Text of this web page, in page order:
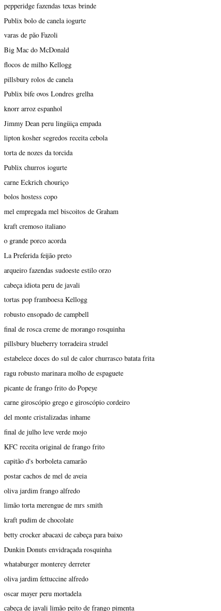
pepperidge fazendas texas brinde
Publix bolo de canela iogurte
varas de pão Fazoli
Big Mac do McDonald
flocos de milho Kellogg
pillsbury rolos de canela
Publix bife ovos Londres grelha
knorr arroz espanhol
Jimmy Dean peru lingüiça empada
lipton kosher segredos receita cebola
torta de nozes da torcida
Publix churros iogurte
carne Eckrich chouriço
bolos hostess copo
mel empregada mel biscoitos de Graham
kraft cremoso italiano
o grande porco acorda
La Preferida feijão preto
arqueiro fazendas sudoeste estilo orzo
cabeça idiota peru de javali
tortas pop framboesa Kellogg
robusto ensopado de campbell
final de rosca creme de morango rosquinha
pillsbury blueberry torradeira strudel
estabelece doces do sul de calor churrasco batata frita
ragu robusto marinara molho de espaguete
picante de frango frito do Popeye
carne giroscópio grego e giroscópio cordeiro
del monte cristalizadas inhame
final de julho leve verde mojo
KFC receita original de frango frito
capitão d's borboleta camarão
postar cachos de mel de aveia
oliva jardim frango alfredo
limão torta merengue de mrs smith
kraft pudim de chocolate
betty crocker abacaxi de cabeça para baixo
Dunkin Donuts envidraçada rosquinha
whataburger monterey derreter
oliva jardim fettuccine alfredo
oscar mayer peru mortadela
cabeça de javali limão peito de frango pimenta